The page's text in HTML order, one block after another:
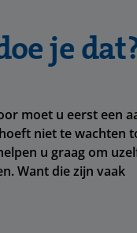
je
moet u eerst een
niet te wachten
u graag om
Want die zijn vaak